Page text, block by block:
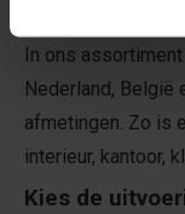
In ons
Nederland, België
afmetingen. Zo is
interieur, kantoor,
Kies de